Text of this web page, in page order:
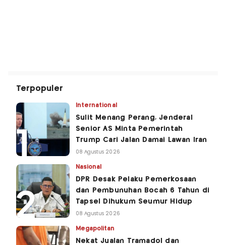
Terpopuler
International
Sulit Menang Perang, Jenderal
Senior AS Minta Pemerintah
Trump Cari Jalan Damai Lawan Iran
08 Agustus 2026
Nasional
DPR Desak Pelaku Pemerkosaan
dan Pembunuhan Bocah 6 Tahun di
Tapsel Dihukum Seumur Hidup
08 Agustus 2026
Megapolitan
Nekat Jualan Tramadol dan